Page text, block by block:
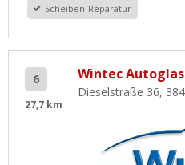
Scheiben-Reparatur
6
27,7 km
Wintec Autoglas
Dieselstraße 36,